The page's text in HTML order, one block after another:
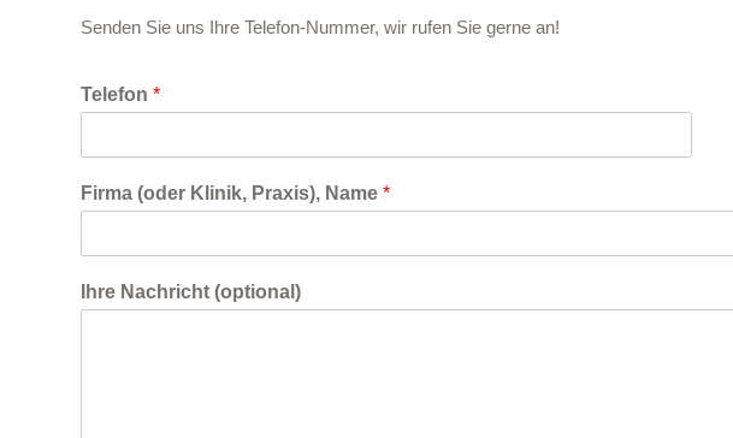
Senden Sie uns Ihre Telefon-Nummer, wir rufen Sie gerne an!
Telefon*
Firma (oder Klinik, Praxis), Name*
Ihre Nachricht (optional)